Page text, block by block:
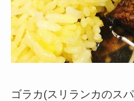
ゴラカ(スリランカのス